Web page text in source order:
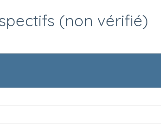
(non vérifié)